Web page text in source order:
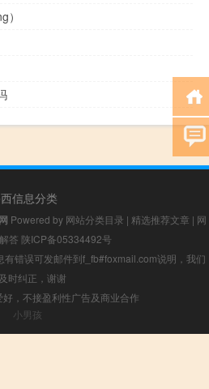
信息分类
Powered by 网站分类目录 | 精选推荐文章 | 网
答 陕ICP备05334492号
错误可发邮件到f_fb#foxmail.com说明，我们
时纠正，谢谢
，不接盈利性广告及商业合作
小男孩